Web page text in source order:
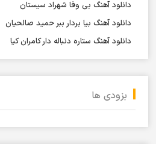
دانلود آهنگ بی وفا شهراد سیستان
دانلود آهنگ بیا بردار ببر حمید صالحیان
دانلود آهنگ ستاره دنباله دار کامران کیا
بزودی ها